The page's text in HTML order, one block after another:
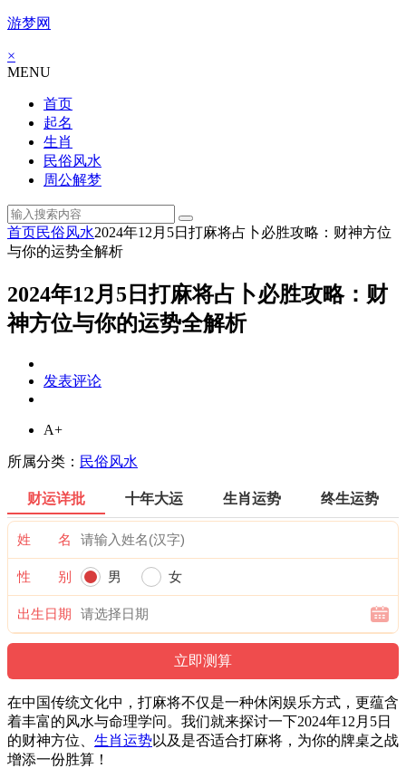
游梦网
×
MENU
首页
起名
生肖
民俗风水
周公解梦
首页民俗风水2024年12月5日打麻将占卜必胜攻略：财神方位
与你的运势全解析
2024年12月5日打麻将占卜必胜攻略：财
神方位与你的运势全解析
发表评论
A+
所属分类： 民俗风水
财运详批 十年大运 生肖运势 终生运势
姓 名
性 别 男 女
出生日期
在中国传统文化中，打麻将不仅是一种休闲娱乐方式，更蕴含
着丰富的风水与命理学问。我们就来探讨一下2024年12月5日
的财神方位、 生肖运势以及是否适合打麻将，为你的牌桌之战
增添一份胜算！